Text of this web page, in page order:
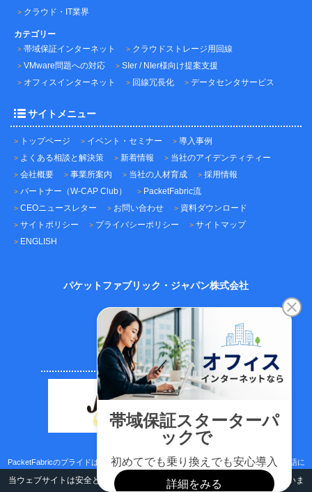
当ウェブサイトは安全と利便性向上のためにクッキー(Cookies)を使用していま
クラウド・IT業界
カテゴリー
帯域保証インターネット
クラウドストレージ用回線
VMware問題への対応
SIer / NIer様向け提案支援
オフィスインターネット
回線冗長化 データセンタサービス
サイトメニュー
トップページ イベント・セミナー
導入事例
よくある相談と解決策
新着情報
当社のアイデンティティー
会社概要
事業所案内 当社の人材育成
採用情報
パートナー（W-CAP Club）
PacketFabric流
CEOニュースレター
お問い合わせ
資料ダウンロード
サイトポリシー
プライバシーポリシー
サイトマップ
ENGLISH
パケットファブリック・ジャパン株式会社
〒101-0045
東京都千代田区神田鍛冶町3-3-12
神田鍛冶町千歳ビル7F
TEL：03-5209-2222（代表）
FAX：03-5209-2221
PacketFabricのプライドはサポートのスピード、ICTネットワーク技術、日本語/英語に
取り組む真面目さです。